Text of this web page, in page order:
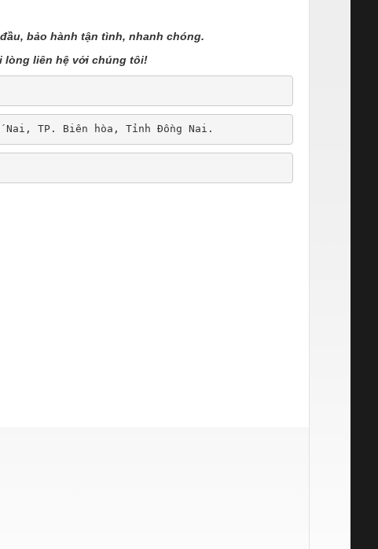
bảo hành tận tình, nhanh chóng.
lòng liên hệ với chúng tôi!
Nai, TP. Biên hòa, Tỉnh Đồng Nai.